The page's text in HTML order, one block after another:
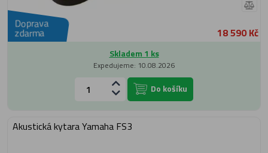
Doprava
zdarma 18 590 Kč
Skladem 1 ks
Expedujeme: 10.08.2026
Do košíku
Akustická kytara Yamaha FS3